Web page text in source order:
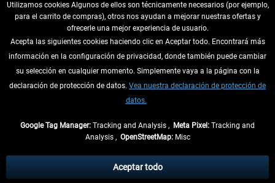
DESISTIR DEL CONTRATO
INFORMACIÓN
tasas de recepción si no se describe lo contrario
** De aplicación a envíos dentro de Alemania. Los plazos de envío para los
Utilizamos cookies Algunos de ellos son técnicamente necesarios (por ejemplo,
para el carrito de compras), otros nos ayudan a mejorar nuestras ofertas y
ofrecerle una mejor experiencia de usuario.
Acepta las siguientes cookies haciendo clic en Aceptar todo. Encontrará más
información en la configuración de privacidad, donde también puede cambiar
su selección en cualquier momento. Simplemente vaya a la página con la
declaración de protección de datos. Vea nuestra declaración de protección de
datos.
Google Tag Manager: Tracking and Analysis , Meta Pixel: Tracking and
Analysis , OpenStreetMap:Misc
Aceptar todo